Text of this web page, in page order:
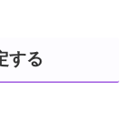
する